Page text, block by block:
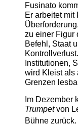
Fusinato
Er arbeitet mit
zu einer Figur
Befehl, Staat
Institutionen,
wird Kleist als
Grenzen
Im Dezember
Trumpetvon
Bühne zurück.